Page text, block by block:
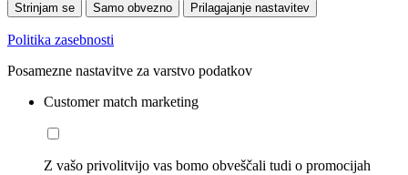
Strinjam se Samo obvezno Prilagajanje nastavitev
Politika zasebnosti
Posamezne nastavitve za varstvo podatkov
Customer match marketing
Z vašo privolitvijo vas bomo obveščali tudi o promocijah